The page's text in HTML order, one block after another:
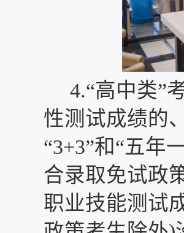
4.“高中类”
性测试成绩的
“3+3”和“五年
合录取免试政
职业技能测试